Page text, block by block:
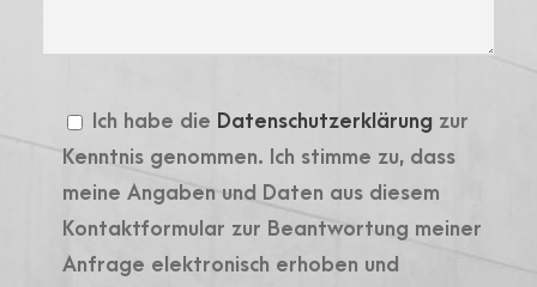
Ich habe die Datenschutzerklärung zur
Kenntnis genommen. Ich stimme zu, dass
meine Angaben und Daten aus diesem
Kontaktformular zur Beantwortung meiner
Anfrage elektronisch erhoben und